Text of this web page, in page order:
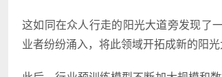
这如同在众人行走的阳光大道旁发现了
业者纷纷涌入，将此领域开拓成新的阳光